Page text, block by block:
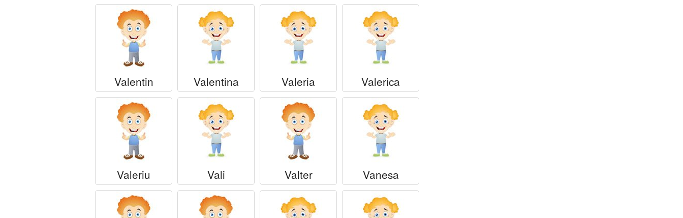
Valentin Valentina Valeria Valerica
Valeriu Vali Valter Vanesa